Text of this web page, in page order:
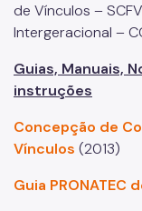
de Vínculos –
Intergeracional –
Guias, Manuais,
instruções
Concepção de
Vínculos (2013)
Guia PRONATEC